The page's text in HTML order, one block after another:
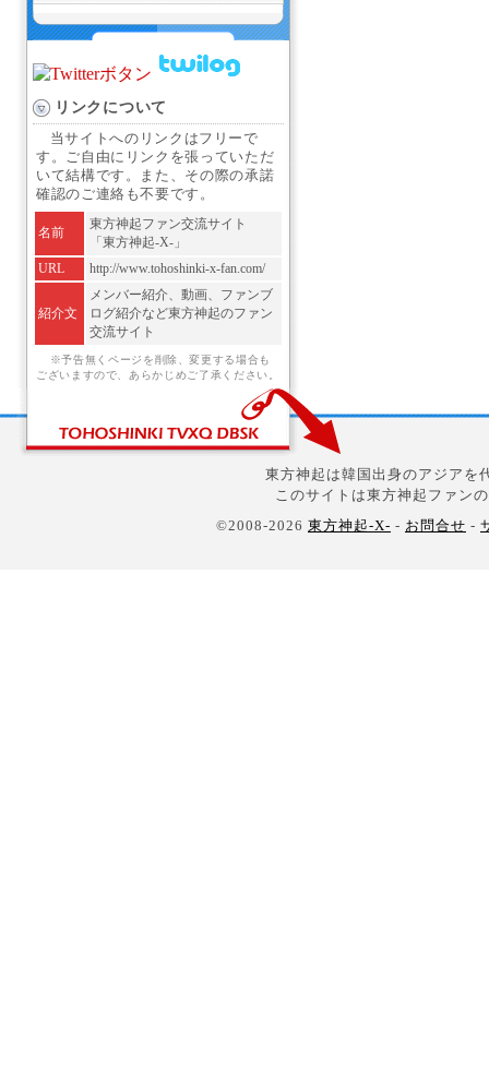
リンクについて
当サイトへのリンクはフリーで
す。ご自由にリンクを張っていただ
いて結構です。また、その際の承諾
確認のご連絡も不要です。
名前
東方神起ファン交流サイト
「東方神起-X-」
URL
http://www.tohoshinki-x-fan.com/
紹介文
メンバー紹介、動画、ファンブ
ログ紹介など東方神起のファン
交流サイト
※予告無くページを削除、変更する場合も
ございますので、あらかじめご了承ください。
東方神起は韓国出身のアジアを
このサイトは東方神起ファン
©2008-2026 東方神起-X- - お問合せ -